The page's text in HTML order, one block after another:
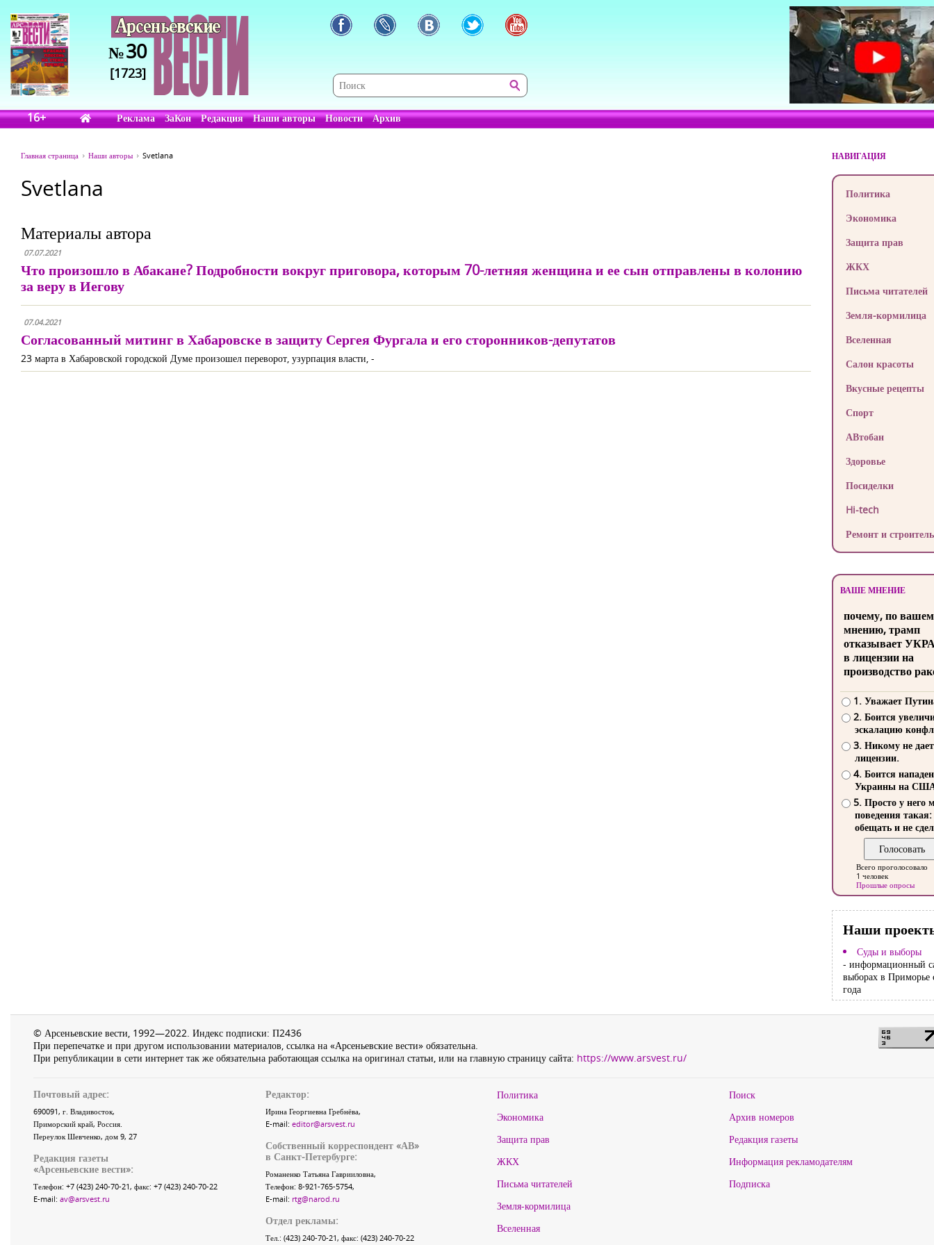
№30
[1723]
16+ Реклама ЗаКон Редакция Наши авторы Новости Архив
Главная страница Наши авторы Svetlana
Svetlana
Материалы автора
07.07.2021
Что произошло в Абакане? Подробности вокруг приговора, которым 70-летняя женщина и ее сын отправлены в колонию
за веру в Иегову
07.04.2021
Согласованный митинг в Хабаровске в защиту Сергея Фургала и его сторонников-депутатов
23 марта в Хабаровской городской Думе произошел переворот, узурпация власти, -
НАВИГАЦИЯ
Политика
Экономика
Защита прав
ЖКХ
Письма читателей
Земля-кормилица
Вселенная
Салон красоты
Вкусные рецепты
Спорт
АВтобан
Здоровье
Посиделки
Hi-tech
Ремонт и
ВАШЕ МНЕНИЕ
почему, по
мнению, трамп
отказывает
в лицензии на
производство
1. Уважает
2. Боится
эскалацию
3. Никому не
лицензии.
4. Боится
Украины на
5. Просто у него
поведения такая:
обещать и не
Всего проголосовало
1 человек
Прошлые опросы
Наши
Суды и выборы
- информационный
выборах в Приморье
года
© Арсеньевские вести, 1992—2022. Индекс подписки: П2436
При перепечатке и при другом использовании материалов, ссылка на «Арсеньевские вести» обязательна.
При републикации в сети интернет так же обязательна работающая ссылка на оригинал статьи, или на главную страницу сайта: https://www.arsvest.ru/
Почтовый адрес:
690091, г. Владивосток,
Приморский край, Россия.
Переулок Шевченко, дом 9, 27
Редакция газеты
«Арсеньевские вести»:
Телефон: +7 (423) 240-70-21, факс: +7 (423) 240-70-22
E-mail: av@arsvest.ru
Редактор:
Ирина Георгиевна Гребнёва,
E-mail: editor@arsvest.ru
Собственный корреспондент «АВ»
в Санкт-Петербурге:
Романенко Татьяна Гаврииловна,
Телефон: 8-921-765-5754,
E-mail: rtg@narod.ru
Отдел рекламы:
Тел.: (423) 240-70-21, факс: (423) 240-70-22
Политика
Экономика
Защита прав
ЖКХ
Письма читателей
Земля-кормилица
Вселенная
Поиск
Архив номеров
Редакция газеты
Информация рекламодателям
Подписка